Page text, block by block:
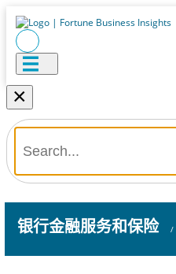
×
银行金融服务和保险 /